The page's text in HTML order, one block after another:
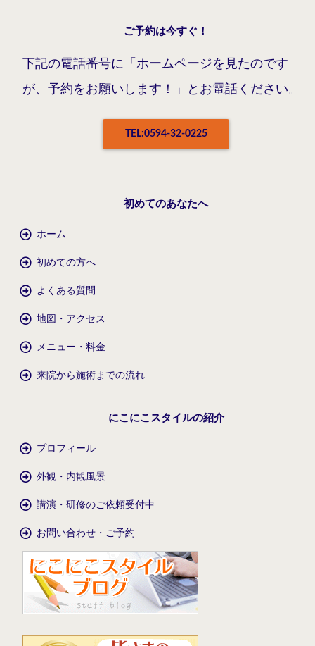
ご予約は今すぐ！
下記の電話番号に「ホームページを見たのです
が、予約をお願いします！」とお電話ください。
TEL:0594-32-0225
初めてのあなたへ
ホーム
初めての方へ
よくある質問
地図・アクセス
メニュー・料金
来院から施術までの流れ
にこにこスタイルの紹介
プロフィール
外観・内観風景
講演・研修のご依頼受付中
お問い合わせ・ご予約